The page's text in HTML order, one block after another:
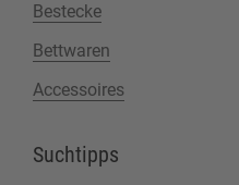
Bestecke
Bettwaren
Accessoires
Suchtipps